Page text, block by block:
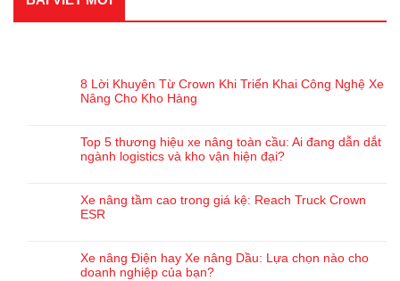
8 Lời Khuyên Từ Crown Khi Triển Khai Công Nghệ Xe
Nâng Cho Kho Hàng
Top 5 thương hiệu xe nâng toàn cầu: Ai đang dẫn dắt
ngành logistics và kho vận hiện đại?
Xe nâng tầm cao trong giá kệ: Reach Truck Crown
ESR
Xe nâng Điện hay Xe nâng Dầu: Lựa chọn nào cho
doanh nghiệp của bạn?